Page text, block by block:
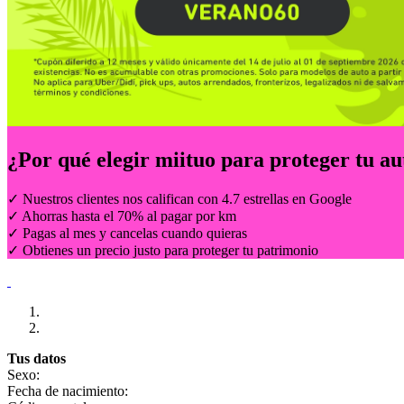
¿Por qué elegir miituo para proteger tu
✓ Nuestros clientes nos califican con 4.7 estrellas en Google
✓ Ahorras hasta el 70% al pagar por km
✓ Pagas al mes y cancelas cuando quieras
✓ Obtienes un precio justo para proteger tu patrimonio
Tus datos
Sexo:
Fecha de nacimiento: